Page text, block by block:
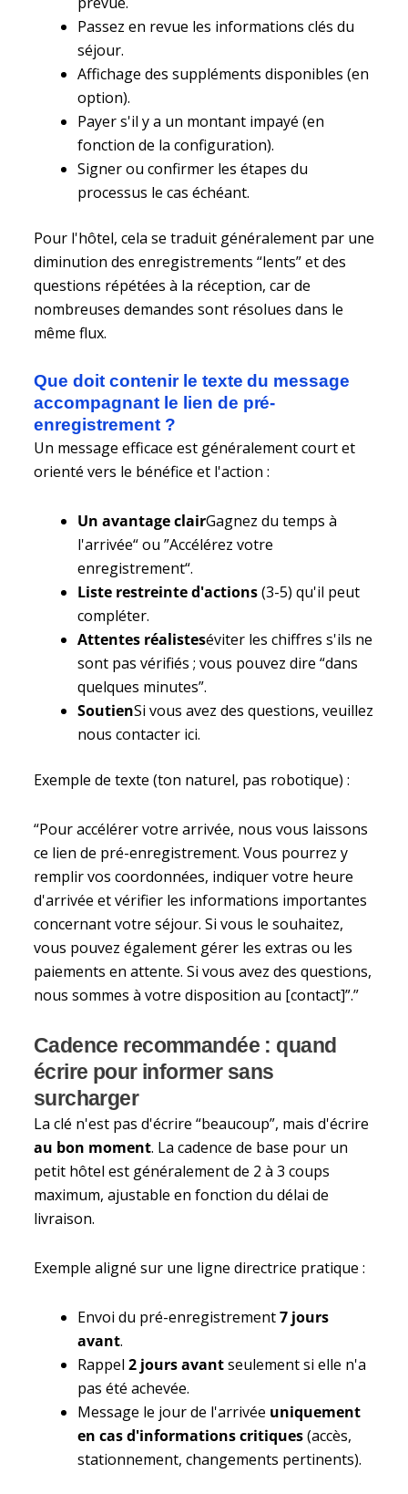
Passez en revue les informations clés du
séjour.
Affichage des suppléments disponibles (en
option).
Payer s'il y a un montant impayé (en
fonction de la configuration).
Signer ou confirmer les étapes du
processus le cas échéant.
Pour l'hôtel, cela se traduit généralement par une
diminution des enregistrements “lents” et des
questions répétées à la réception, car de
nombreuses demandes sont résolues dans le
même flux.
Que doit contenir le texte du message
accompagnant le lien de pré-
enregistrement ?
Un message efficace est généralement court et
orienté vers le bénéfice et l'action :
Un avantage clairGagnez du temps à
l'arrivée“ ou ”Accélérez votre
enregistrement“.
Liste restreinte d'actions(3-5) qu'il peut
compléter.
Attentes réalisteséviter les chiffres s'ils ne
sont pas vérifiés ; vous pouvez dire “dans
quelques minutes”.
SoutienSi vous avez des questions, veuillez
nous contacter ici.
Exemple de texte (ton naturel, pas robotique) :
“Pour accélérer votre arrivée, nous vous laissons
ce lien de pré-enregistrement. Vous pourrez y
remplir vos coordonnées, indiquer votre heure
d'arrivée et vérifier les informations importantes
concernant votre séjour. Si vous le souhaitez,
vous pouvez également gérer les extras ou les
paiements en attente. Si vous avez des questions,
nous sommes à votre disposition au [contact]”.”
Cadence recommandée : quand
écrire pour informer sans
surcharger
La clé n'est pas d'écrire “beaucoup”, mais d'écrire
au bon moment. La cadence de base pour un
petit hôtel est généralement de 2 à 3 coups
maximum, ajustable en fonction du délai de
livraison.
Exemple aligné sur une ligne directrice pratique :
Envoi du pré-enregistrement7 jours
avant.
Rappel 2 jours avantseulement si elle n'a
pas été achevée.
Message le jour de l'arrivée uniquement
en cas d'informations critiques(accès,
stationnement, changements pertinents).